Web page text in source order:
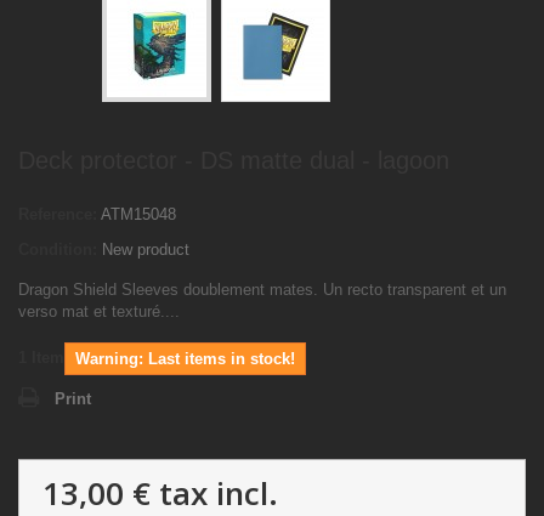
ATM15048
New product
Dragon Shield Sleeves doublement mates. Un recto transparent et un
verso mat et texturé....
Warning: Last items in stock!
Print
13,00 € tax incl.